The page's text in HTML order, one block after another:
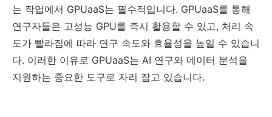
는 작업에서 GPUaaS는 필수적입니다. GPUaaS를 통해
연구자들은 고성능 GPU를 즉시 활용할 수 있고, 처리 속
도가 빨라짐에 따라 연구 속도와 효율성을 높일 수 있습니
다. 이러한 이유로 GPUaaS는 AI 연구와 데이터 분석을
지원하는 중요한 도구로 자리 잡고 있습니다.